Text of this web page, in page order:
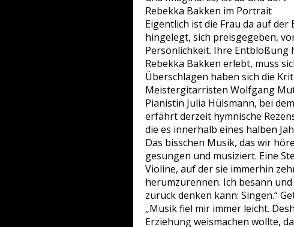
Rebekka Bakken im Portrait
Eigentlich ist die Frau da auf
hingelegt, sich preisgegeben,
Persönlichkeit. Ihre Entblößung
Rebekka Bakken erlebt, muss
Überschlagen haben sich die
Meistergitarristen Wolfgang
Pianistin Julia Hülsmann, bei
erfährt derzeit hymnische
die es innerhalb eines halben
Das bisschen Musik, das wir
gesungen und musiziert. Eine
Violine, auf der sie immerhin
herumzurennen. Ich besann
zurück denken kann: Singen.“
„Musik fiel mir immer leicht.
Erziehung weismachen wollte,